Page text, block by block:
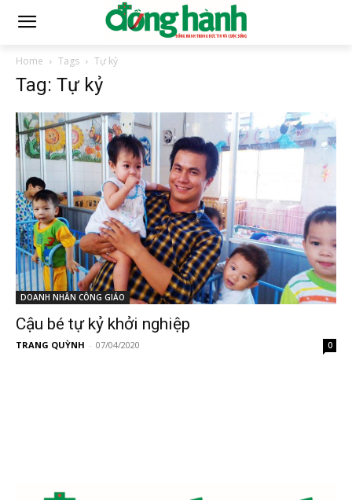
Home Tags Tự kỷ
Tag: Tự kỷ
DOANH NHÂN CÔNG GIÁO
Cậu bé tự kỷ khởi nghiệp
TRANG QUỲNH - 07/04/2020 0